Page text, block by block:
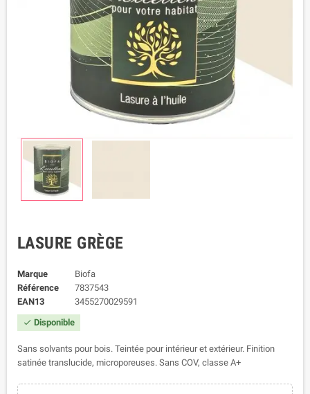
LASURE GRÈGE
Marque
Biofa
Référence
7837543
EAN13
3455270029591
 Disponible
Sans solvants pour bois. Teintée pour intérieur et extérieur. Finition
satinée translucide, microporeuses. Sans COV, classe A+